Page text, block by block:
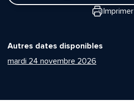
Imprimer
Autres dates disponibles
mardi 24 novembre 2026